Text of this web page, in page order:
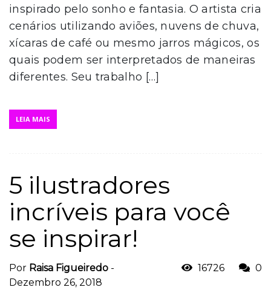
inspirado pelo sonho e fantasia. O artista cria
cenários utilizando aviões, nuvens de chuva,
xícaras de café ou mesmo jarros mágicos, os
quais podem ser interpretados de maneiras
diferentes. Seu trabalho […]
LEIA MAIS
5 ilustradores
incríveis para você
se inspirar!
Por Raisa Figueiredo -
Dezembro 26, 2018
16726 0